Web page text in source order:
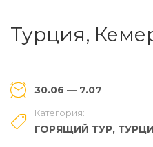
Турция,
30.06 — 7.07
Категория:
ГОРЯЩИЙ ТУР,